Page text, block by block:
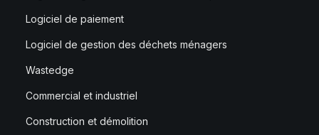
Logiciel de paiement
Logiciel de gestion des déchets ménagers
Wastedge
Commercial et industriel
Construction et démolition